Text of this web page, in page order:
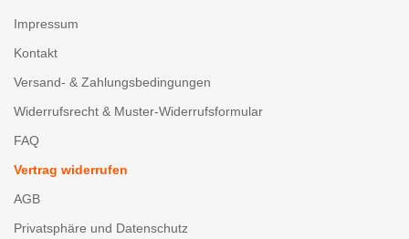
Impressum
Kontakt
Versand- & Zahlungsbedingungen
Widerrufsrecht & Muster-Widerrufsformular
FAQ
Vertrag widerrufen
AGB
Privatsphäre und Datenschutz